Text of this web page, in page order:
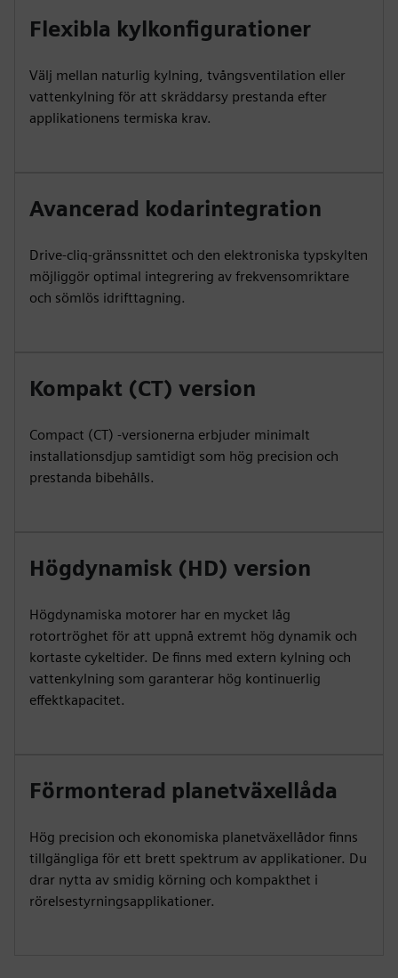
Flexibla kylkonfigurationer
Välj mellan naturlig kylning, tvångsventilation eller
vattenkylning för att skräddarsy prestanda efter
applikationens termiska krav.
Avancerad kodarintegration
Drive-cliq-gränssnittet och den elektroniska typskylten
möjliggör optimal integrering av frekvensomriktare
och sömlös idrifttagning.
Kompakt (CT) version
Compact (CT) -versionerna erbjuder minimalt
installationsdjup samtidigt som hög precision och
prestanda bibehålls.
Högdynamisk (HD) version
Högdynamiska motorer har en mycket låg
rotortröghet för att uppnå extremt hög dynamik och
kortaste cykeltider. De finns med extern kylning och
vattenkylning som garanterar hög kontinuerlig
effektkapacitet.
Förmonterad planetväxellåda
Hög precision och ekonomiska planetväxellådor finns
tillgängliga för ett brett spektrum av applikationer. Du
drar nytta av smidig körning och kompakthet i
rörelsestyrningsapplikationer.